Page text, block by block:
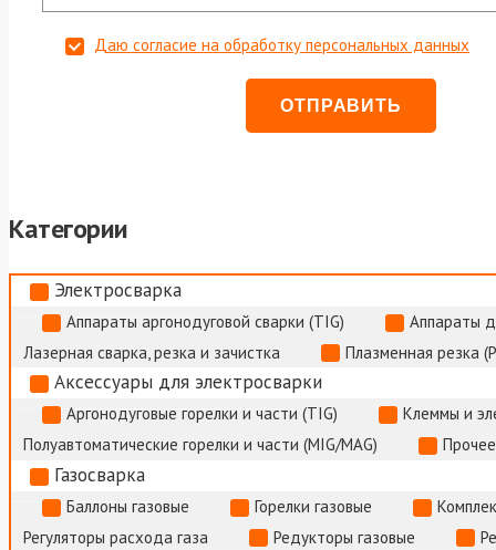
Даю согласие на обработку персональных данных
Категории
Электросварка
Аппараты аргонодуговой сварки (TIG)
Аппараты
Лазерная сварка, резка и зачистка
Плазменная резка
Аксессуары для электросварки
Аргонодуговые горелки и части (TIG)
Клеммы и
Полуавтоматические горелки и части (MIG/MAG)
Газосварка
Баллоны газовые Горелки газовые
Регуляторы расхода газа
Редукторы газовые